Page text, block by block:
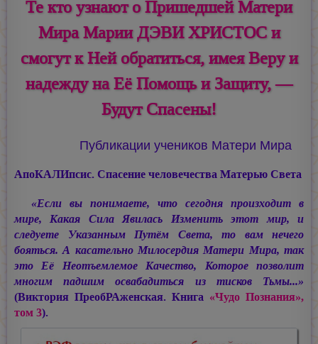
Те кто узнают о Пришедшей Матери
Мира Марии ДЭВИ ХРИСТОС и
смогут к Ней обратиться, имея Веру и
надежду на Её Помощь и Защиту, —
Будут Спасены!
Публикации учеников Матери Мира
АпоКАЛИпсис. Спасение человечества Матерью Света
«Если вы понимаете, что сегодня произходит в
мире, Какая Сила Явилась Изменить этот мир, и
следуете Указанным Путём Света, то вам нечего
бояться. А касательно Милосердия Матери Мира, так
это Её Неотъемлемое Качество, Которое позволит
многим падшим освабадиться из тисков Тьмы...»
(Виктория ПреобРАженская. Книга «Чудо Познания»,
том 3).